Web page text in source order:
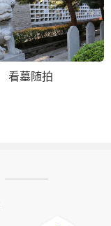
看墓随拍